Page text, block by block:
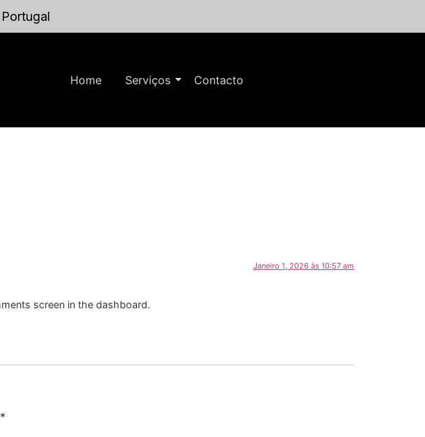
Home Serviços Contacto
Janeiro 1, 2026 às 10:57 am
screen in the dashboard.
*